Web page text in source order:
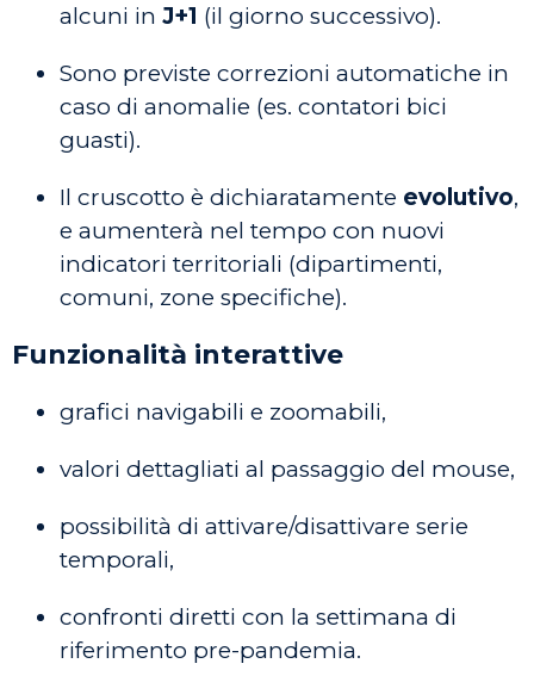
alcuni in J+1 (il giorno successivo).
Sono previste correzioni automatiche in
caso di anomalie (es. contatori bici
guasti).
Il cruscotto è dichiaratamente evolutivo,
e aumenterà nel tempo con nuovi
indicatori territoriali (dipartimenti,
comuni, zone specifiche).
Funzionalità interattive
grafici navigabili e zoomabili,
valori dettagliati al passaggio del mouse,
possibilità di attivare/disattivare serie
temporali,
confronti diretti con la settimana di
riferimento pre-pandemia.